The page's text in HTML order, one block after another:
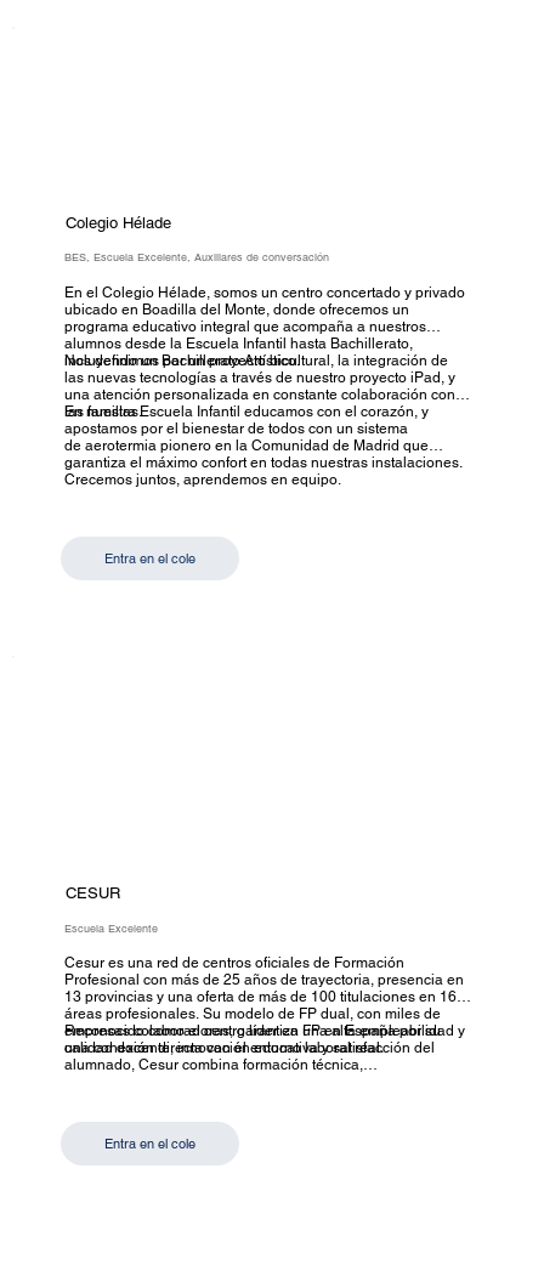
Colegio Hélade
BES, Escuela Excelente, Auxiliares de conversación
En el Colegio Hélade, somos un centro concertado y privado
ubicado en Boadilla del Monte, donde ofrecemos un
programa educativo integral que acompaña a nuestros
alumnos desde la Escuela Infantil hasta Bachillerato,
incluyendo un Bachillerato Artístico.
Nos definimos por un proyecto bicultural, la integración de
las nuevas tecnologías a través de nuestro proyecto iPad, y
una atención personalizada en constante colaboración con
las familias.
En nuestra Escuela Infantil educamos con el corazón, y
apostamos por el bienestar de todos con un sistema
de aerotermia pionero en la Comunidad de Madrid que
garantiza el máximo confort en todas nuestras instalaciones.
Crecemos juntos, aprendemos en equipo.
Entra en el cole
CESUR
Escuela Excelente
Cesur es una red de centros oficiales de Formación
Profesional con más de 25 años de trayectoria, presencia en
13 provincias y una oferta de más de 100 titulaciones en 16
áreas profesionales. Su modelo de FP dual, con miles de
empresas colaboradoras, garantiza una alta empleabilidad y
una conexión directa con el entorno laboral real.
Reconocido como el centro líder en FP en España por su
calidad docente, innovación educativa y satisfacción del
alumnado, Cesur combina formación técnica,
convierten en un referente educativo para el futuro.
Entra en el cole